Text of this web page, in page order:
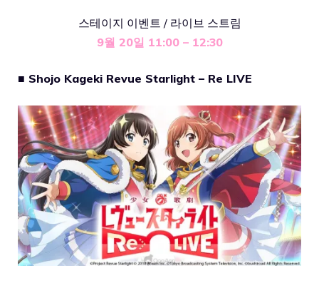
스테이지 이벤트 / 라이브 스트림
9월 20일 11:00 – 12:30
■ Shojo Kageki Revue Starlight – Re LIVE